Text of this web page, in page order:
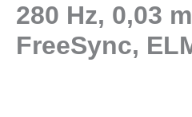
280 Hz, 0,03
FreeSync,